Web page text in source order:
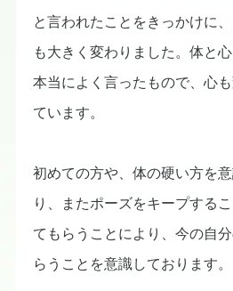
と言われたことをきっかけに
も大きく変わりました。体と
本当によく言ったもので、心
ています。
初めての方や、体の硬い方を
り、またポーズをキープする
てもらうことにより、今の自
らうことを意識しております。